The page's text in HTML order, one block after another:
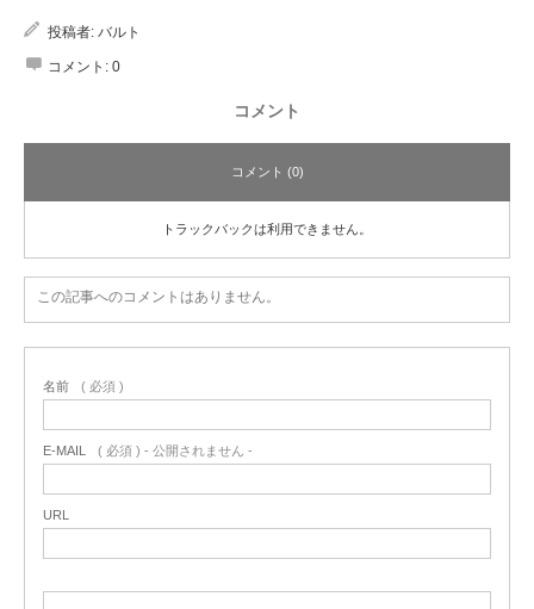
投稿者: バルト
コメント: 0
コメント
コメント (0)
トラックバックは利用できません。
この記事へのコメントはありません。
名前 ( 必須 )
E-MAIL ( 必須 ) - 公開されません -
URL